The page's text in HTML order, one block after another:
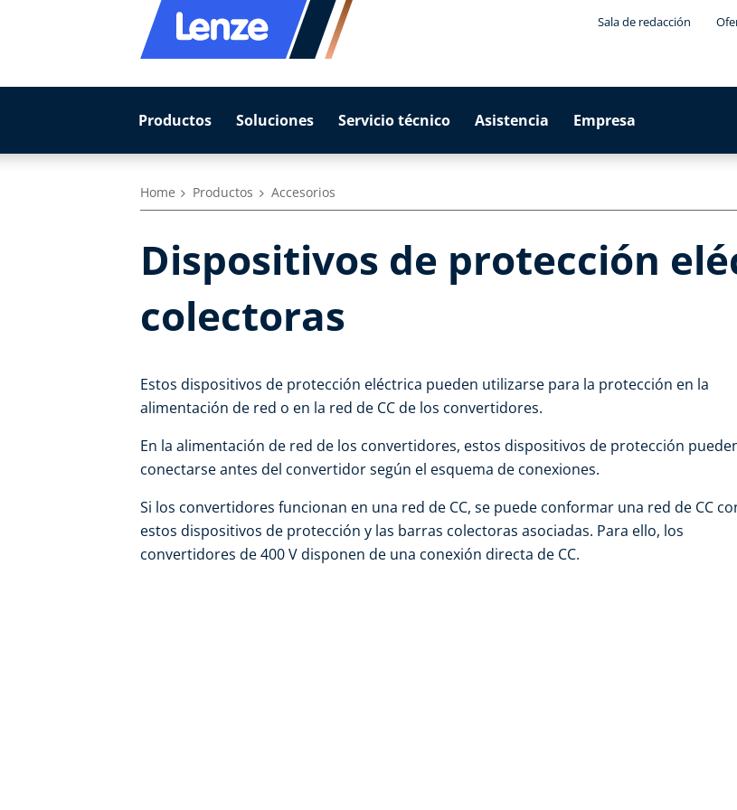
Sala de redacción
Productos Soluciones Servicio técnico Asistencia Empresa
Home Productos Accesorios
Dispositivos de protección
colectoras
Estos dispositivos de protección eléctrica pueden utilizarse para la protección en la
alimentación de red o en la red de CC de los convertidores.
En la alimentación de red de los convertidores, estos dispositivos de protección
conectarse antes del convertidor según el esquema de conexiones.
Si los convertidores funcionan en una red de CC, se puede conformar una red de CC
estos dispositivos de protección y las barras colectoras asociadas. Para ello, los
convertidores de 400 V disponen de una conexión directa de CC.